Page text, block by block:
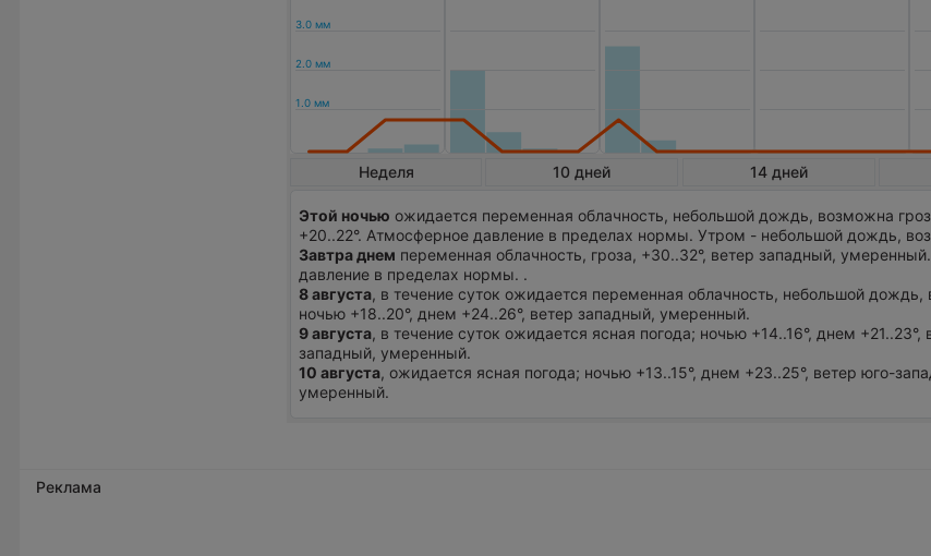
Неделя 10 дней 14 дней
Этой ночью ожидается переменная облачность, небольшой дождь, возможна
+20..22°. Атмосферное давление в пределах нормы. Утром - небольшой дождь,
Завтра днем переменная облачность, гроза, +30..32°, ветер западный,
давление в пределах нормы. .
8 августа, в течение суток ожидается переменная облачность, небольшой дождь,
ночью +18..20°, днем +24..26°, ветер западный, умеренный.
9 августа, в течение суток ожидается ясная погода; ночью +14..16°, днем +21..23°,
западный, умеренный.
10 августа, ожидается ясная погода; ночью +13..15°, днем +23..25°, ветер юго-
умеренный.
Реклама